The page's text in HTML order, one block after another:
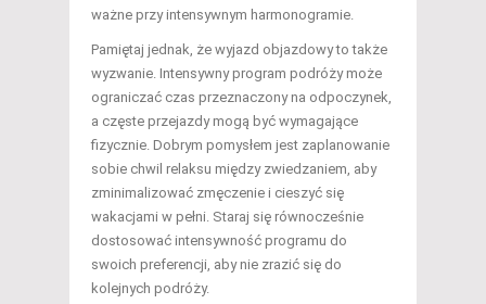
ważne przy intensywnym harmonogramie.
Pamiętaj jednak, że wyjazd objazdowy to także
wyzwanie. Intensywny program podróży może
ograniczać czas przeznaczony na odpoczynek,
a częste przejazdy mogą być wymagające
fizycznie. Dobrym pomysłem jest zaplanowanie
sobie chwil relaksu między zwiedzaniem, aby
zminimalizować zmęczenie i cieszyć się
wakacjami w pełni. Staraj się równocześnie
dostosować intensywność programu do
swoich preferencji, aby nie zrazić się do
kolejnych podróży.